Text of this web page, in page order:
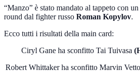
“Manzo” è stato mandato al tappeto con
round dal fighter russo Roman Kopylov.
Ecco tutti i risultati della main card:
Ciryl Gane ha sconfitto Tai Tuivasa
Robert Whittaker ha sconfitto Marvin